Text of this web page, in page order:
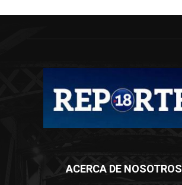
ACERCA DE NOSOTROS